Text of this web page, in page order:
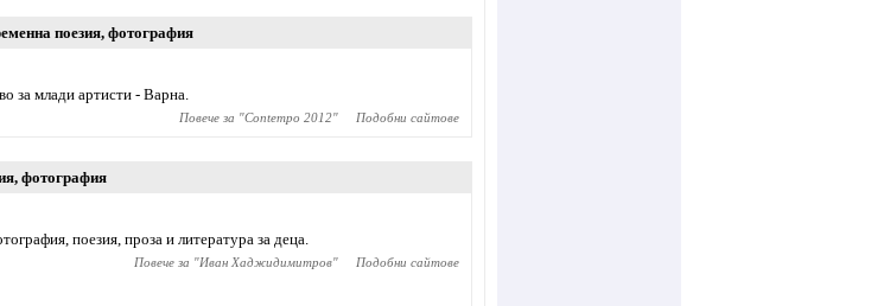
поезия, фотография
за млади артисти - Варна.
Повече за "Contempo 2012" Подобни сайтове
, фотография
поезия, проза и литература за деца.
Повече за "Иван Хаджидимитров" Подобни сайтове